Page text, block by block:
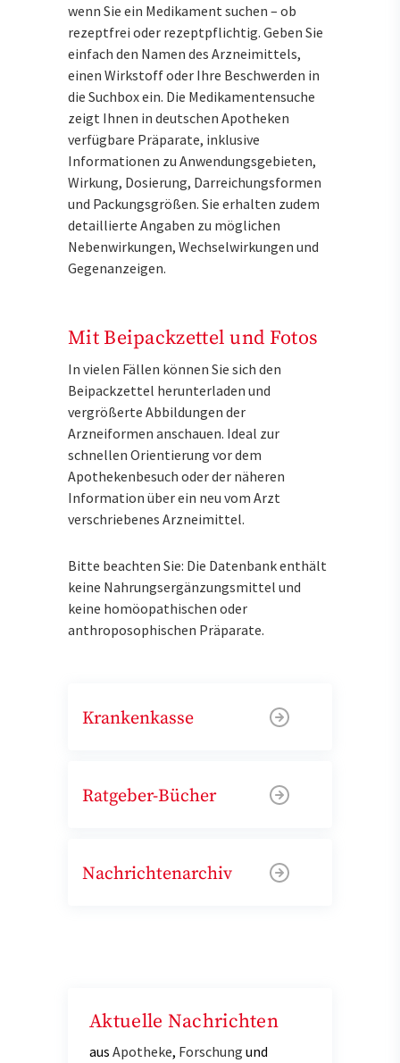
wenn Sie ein Medikament suchen – ob
rezeptfrei oder rezeptpflichtig. Geben Sie
einfach den Namen des Arzneimittels,
einen Wirkstoff oder Ihre Beschwerden in
die Suchbox ein. Die Medikamentensuche
zeigt Ihnen in deutschen Apotheken
verfügbare Präparate, inklusive
Informationen zu Anwendungsgebieten,
Wirkung, Dosierung, Darreichungsformen
und Packungsgrößen. Sie erhalten zudem
detaillierte Angaben zu möglichen
Nebenwirkungen, Wechselwirkungen und
Gegenanzeigen.
Mit Beipackzettel und Fotos
In vielen Fällen können Sie sich den
Beipackzettel herunterladen und
vergrößerte Abbildungen der
Arzneiformen anschauen. Ideal zur
schnellen Orientierung vor dem
Apothekenbesuch oder der näheren
Information über ein neu vom Arzt
verschriebenes Arzneimittel.
Bitte beachten Sie: Die Datenbank enthält
keine Nahrungsergänzungsmittel und
keine homöopathischen oder
anthroposophischen Präparate.
Krankenkasse
Ratgeber-Bücher
Nachrichtenarchiv
Aktuelle Nachrichten
aus Apotheke, Forschung und